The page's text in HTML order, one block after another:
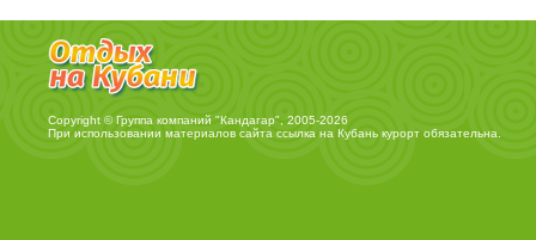
Copyright © Группа компаний "Кандагар", 2005-2026
При использовании материалов сайта ссылка на Кубань курортобязательна.